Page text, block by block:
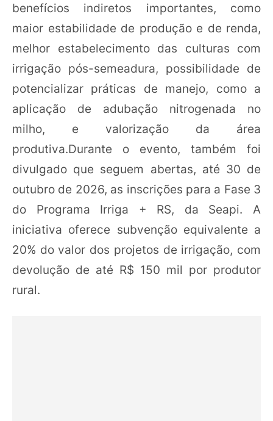
benefícios indiretos importantes, como
maior estabilidade de produção e de renda,
melhor estabelecimento das culturas com
irrigação pós-semeadura, possibilidade de
potencializar práticas de manejo, como a
aplicação de adubação nitrogenada no
milho, e valorização da área
produtiva.Durante o evento, também foi
divulgado que seguem abertas, até 30 de
outubro de 2026, as inscrições para a Fase 3
do Programa Irriga + RS, da Seapi. A
iniciativa oferece subvenção equivalente a
20% do valor dos projetos de irrigação, com
devolução de até R$ 150 mil por produtor
rural.